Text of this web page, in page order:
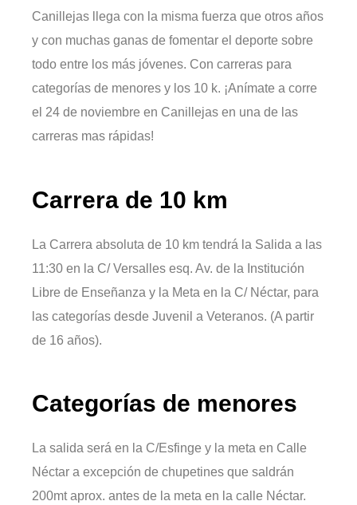
Canillejas llega con la misma fuerza que otros años
y con muchas ganas de fomentar el deporte sobre
todo entre los más jóvenes. Con carreras para
categorías de menores y los 10 k. ¡Anímate a corre
el 24 de noviembre en Canillejas en una de las
carreras mas rápidas!
Carrera de 10 km
La Carrera absoluta de 10 km tendrá la Salida a las
11:30 en la C/ Versalles esq. Av. de la Institución
Libre de Enseñanza y la Meta en la C/ Néctar, para
las categorías desde Juvenil a Veteranos. (A partir
de 16 años).
Categorías de menores
La salida será en la C/Esfinge y la meta en Calle
Néctar a excepción de chupetines que saldrán
200mt aprox. antes de la meta en la calle Néctar.